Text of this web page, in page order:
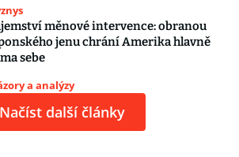
měnové intervence: obranou
jenu chrání Amerika hlavně
sebe
a analýzy
Načíst další články